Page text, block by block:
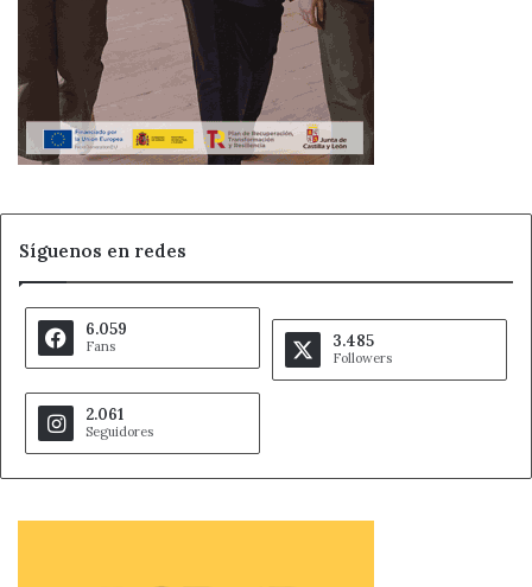
Síguenos en redes
6.059
Fans 3.485
Followers
2.061
Seguidores